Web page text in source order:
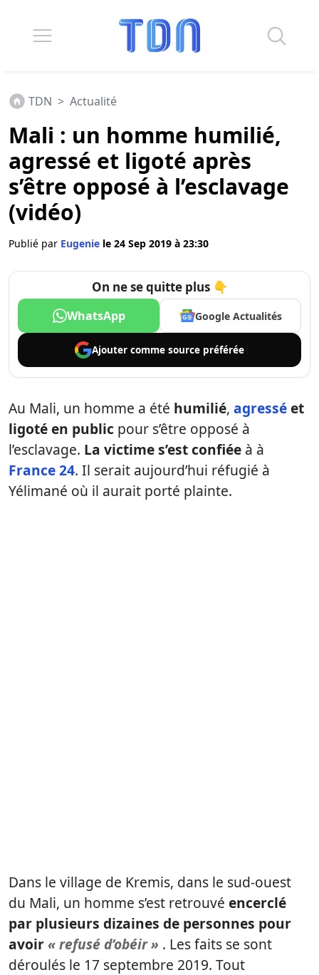
TDN > Actualité
Mali : un homme humilié,
agressé et ligoté après
s’être opposé à l’esclavage
(vidéo)
Publié par Eugenie le 24 Sep 2019 à 23:30
On ne se quitte plus 👇
WhatsApp Google Actualités
Ajouter comme source préférée
Au Mali, un homme a été humilié, agresséet
ligoté en public pour s’être opposé à
l’esclavage. La victime s’est confiée à à
France 24. Il serait aujourd’hui réfugié à
Yélimané où il aurait porté plainte.
Dans le village de Kremis, dans le sud-ouest
du Mali, un homme s’est retrouvé encerclé
par plusieurs dizaines de personnes pour
avoir« refusé d’obéir » . Les faits se sont
déroulés le 17 septembre 2019. Tout